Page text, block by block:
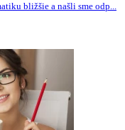
bližšie a našli sme odp...